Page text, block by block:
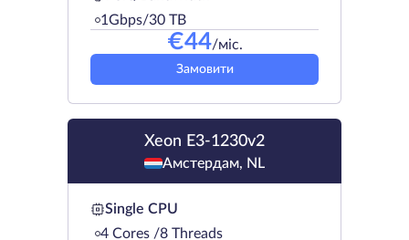
1Gbps/30 TB
€44/міс.
Замовити
Xeon E3-1230v2
Амстердам, NL
Single CPU
4 Cores /8 Threads